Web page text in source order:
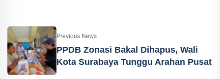
Previous News
PPDB Zonasi Bakal Dihapus, Wali
Kota Surabaya Tunggu Arahan Pusat